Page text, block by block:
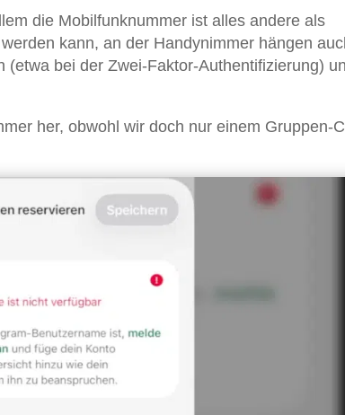
die Mobilfunknummer ist alles andere als
kann, an der Handynimmer hängen
bei der Zwei-Faktor-Authentifizierung)
her, obwohl wir doch nur einem Gruppen-